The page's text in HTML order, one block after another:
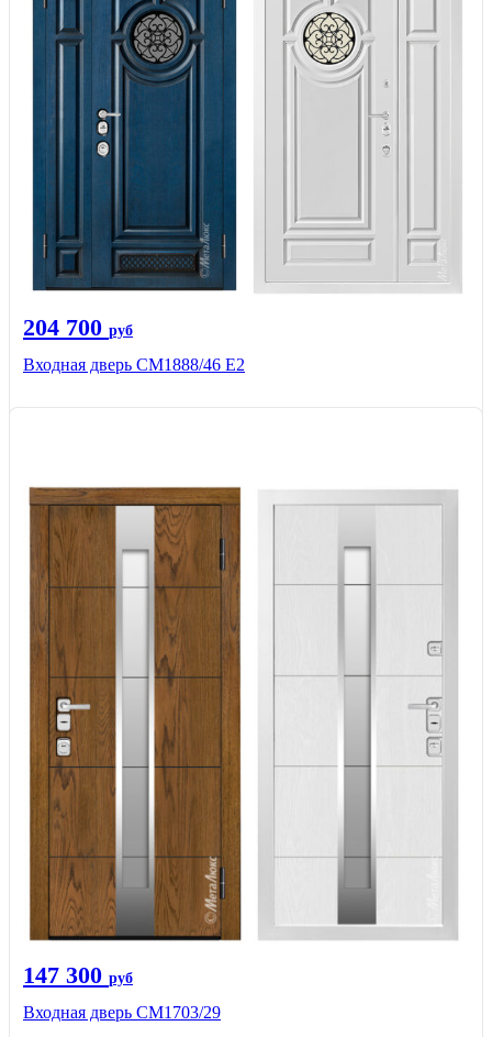
204 700 руб
Входная дверь СМ1888/46 Е2
147 300 руб
Входная дверь СМ1703/29